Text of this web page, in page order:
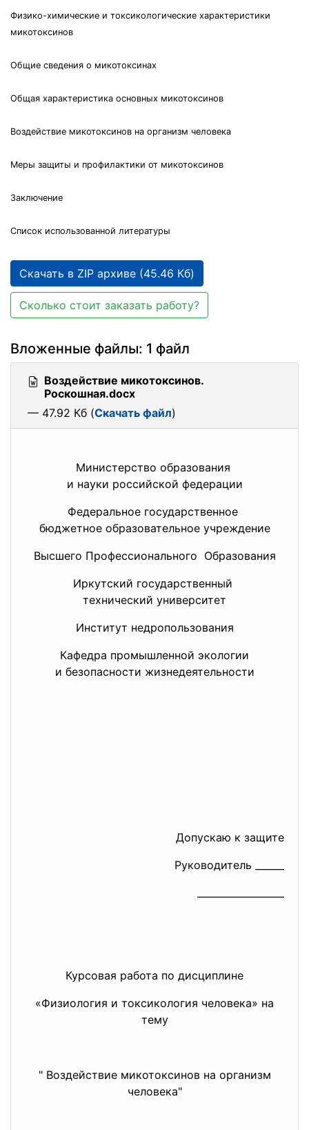
Физико-химические и токсикологические характеристики
микотоксинов
Общие сведения о микотоксинах
Общая характеристика основных микотоксинов
Воздействие микотоксинов на организм человека
Меры защиты и профилактики от микотоксинов
Заключение
Список использованной литературы
Скачать в ZIP архиве (45.46 Кб)
Сколько стоит заказать работу?
Вложенные файлы: 1 файл
Воздействие микотоксинов.
Роскошная.docx
— 47.92 Кб (Скачать файл)
Министерство образования
и науки российской федерации
Федеральное государственное
бюджетное образовательное учреждение
Высшего Профессионального Образования
Иркутский государственный
технический университет
Институт недропользования
Кафедра промышленной экологии
и безопасности жизнедеятельности
Допускаю к защите
Руководитель ______
Курсовая работа по дисциплине
«Физиология и токсикология человека» на
тему
" Воздействие микотоксинов на организм
человека"